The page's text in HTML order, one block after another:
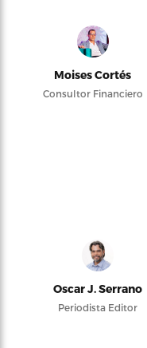
Moises Cortés
Consultor Financiero
Oscar J. Serrano
Periodista Editor